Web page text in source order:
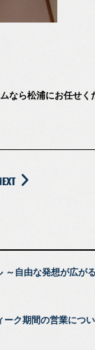
なら松浦にお任せく
～自由な発想が広が
ク期間の営業につい